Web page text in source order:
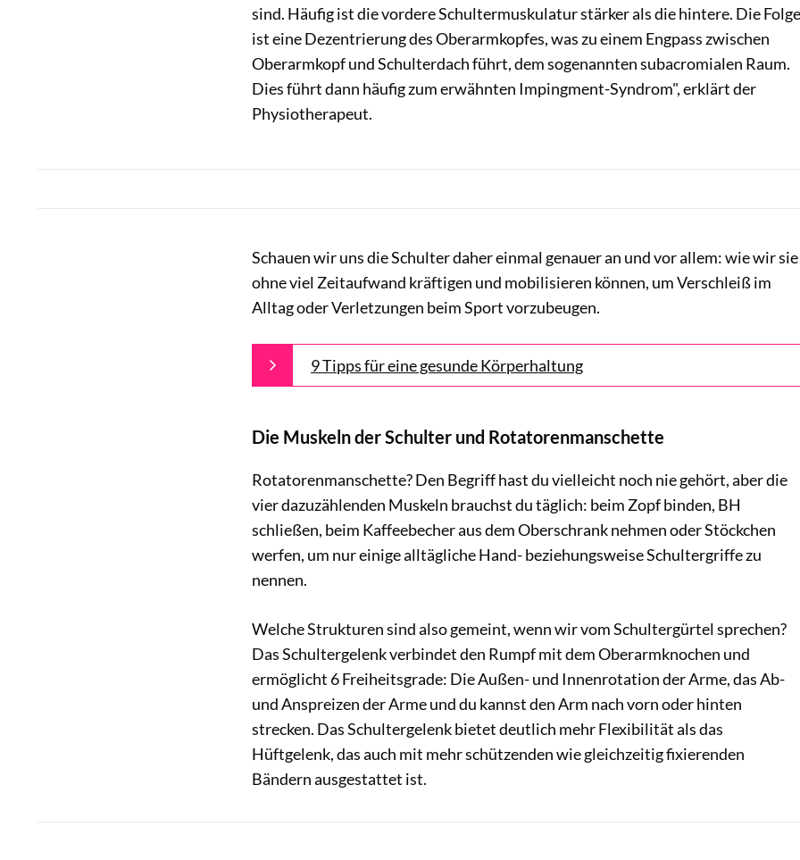
sind. Häufig ist die vordere Schultermuskulatur stärker als die hintere. Die Folge
ist eine Dezentrierung des Oberarmkopfes, was zu einem Engpass zwischen
Oberarmkopf und Schulterdach führt, dem sogenannten subacromialen Raum.
Dies führt dann häufig zum erwähnten Impingment-Syndrom", erklärt der
Physiotherapeut.
Schauen wir uns die Schulter daher einmal genauer an und vor allem: wie wir sie
ohne viel Zeitaufwand kräftigen und mobilisieren können, um Verschleiß im
Alltag oder Verletzungen beim Sport vorzubeugen.
9 Tipps für eine gesunde Körperhaltung
Die Muskeln der Schulter und Rotatorenmanschette
Rotatorenmanschette? Den Begriff hast du vielleicht noch nie gehört, aber die
vier dazuzählenden Muskeln brauchst du täglich: beim Zopf binden, BH
schließen, beim Kaffeebecher aus dem Oberschrank nehmen oder Stöckchen
werfen, um nur einige alltägliche Hand- beziehungsweise Schultergriffe zu
nennen.
Welche Strukturen sind also gemeint, wenn wir vom Schultergürtel sprechen?
Das Schultergelenk verbindet den Rumpf mit dem Oberarmknochen und
ermöglicht 6 Freiheitsgrade: Die Außen- und Innenrotation der Arme, das Ab-
und Anspreizen der Arme und du kannst den Arm nach vorn oder hinten
strecken. Das Schultergelenk bietet deutlich mehr Flexibilität als das
Hüftgelenk, das auch mit mehr schützenden wie gleichzeitig fixierenden
Bändern ausgestattet ist.